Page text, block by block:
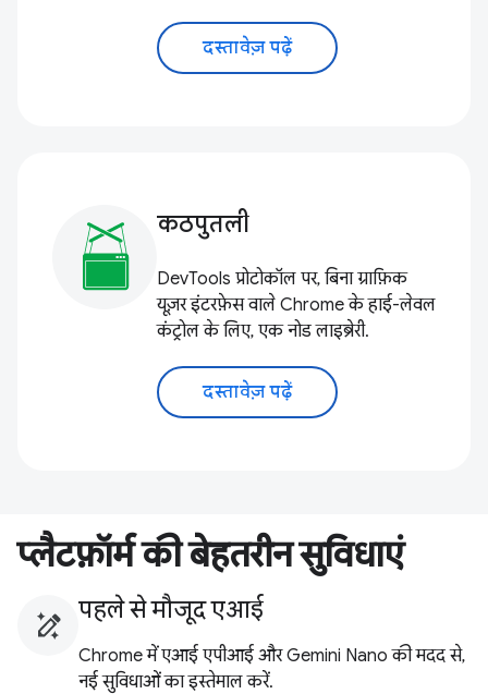
दस्तावेज़ पढ़ें
कठपुतली
DevTools प्रोटोकॉल पर, बिना ग्राफ़िक
यूज़र इंटरफ़ेस वाले Chrome के हाई-लेवल
कंट्रोल के लिए, एक नोड लाइब्रेरी.
दस्तावेज़ पढ़ें
प्लैटफ़ॉर्म की बेहतरीन सुविधाएं
पहले से मौजूद एआई
Chrome में एआई एपीआई और Gemini Nano की मदद से,
नई सुविधाओं का इस्तेमाल करें.